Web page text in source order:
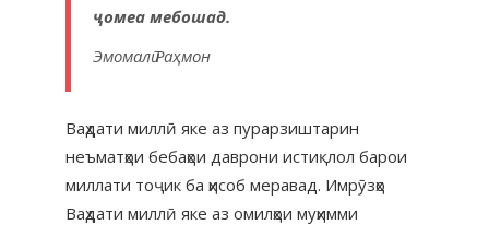
ҷомеа мебошад.
Эмомалӣ Раҳмон
Ваҳдати миллӣ яке аз пурарзиштарин
неъматҳои бебаҳои даврони истиқлол барои
миллати тоҷик ба ҳисоб меравад. Имрӯзҳо
Ваҳдати миллӣ яке аз омилҳои муҳимми